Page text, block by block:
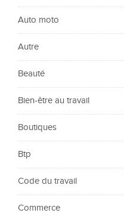
Auto moto
Autre
Beauté
Bien-être au travail
Boutiques
Btp
Code du travail
Commerce